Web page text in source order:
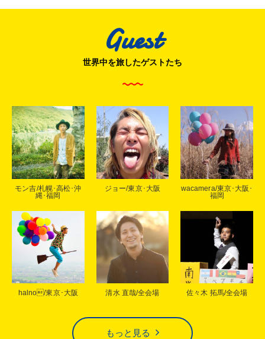
Guest
世界中を旅したゲストたち
モン吉/札幌･高松･沖
縄･福岡
ジョー/東京･大阪
wacamera/東京･大阪･
福岡
halno/東京･大阪 清水 直哉/全会場 佐々木 拓馬/全会場
もっと見る